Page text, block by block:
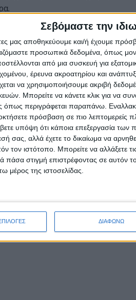
Σεβόμαστε την
μας αποθηκεύουμε και/ή έχουμε
προσωπικά δεδομένα, όπως
από μια συσκευή για
έρευνα ακροατηρίου και
να χρησιμοποιήσουμε ακριβή
Μπορείτε να κάνετε κλικ για να
περιγράφεται παραπάνω.
πρόσβαση σε πιο λεπτομερείς
υπόψη ότι κάποια επεξεργασία
σας, αλλά έχετε το δικαίωμα να
τον ιστότοπο. Μπορείτε να αλλάξετε
στιγμή επιστρέφοντας σε αυτόν
μέρος της ιστοσελίδας.
ΔΙΑΦΩΝΩ
στο Δημαρχείο,
διάστημα.
ως προς τα ποσά και
της Εύβοιας να
μου να δηλώσω ότι η
και ότι προσωπικά έχω
λήψης της απόφασης.
ενημέρωσης και
και στη μνήμη των